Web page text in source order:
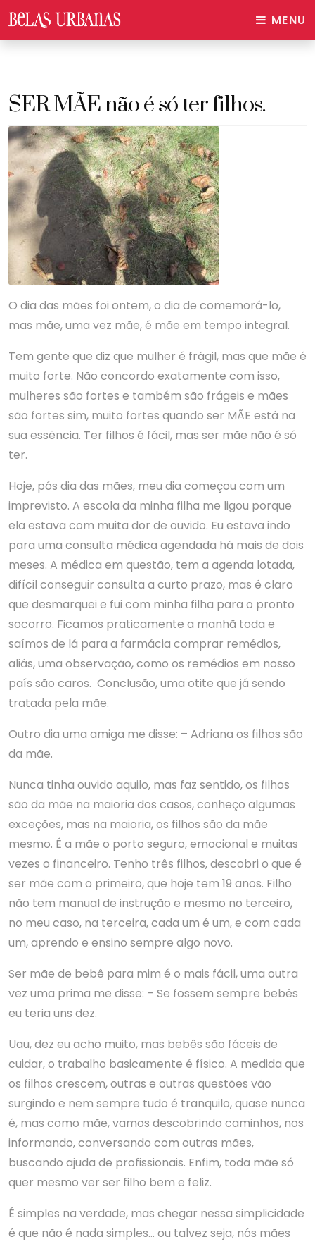
MENU
SER MÃE não é só ter filhos.
O dia das mães foi ontem, o dia de comemorá-lo,
mas mãe, uma vez mãe, é mãe em tempo integral.
Tem gente que diz que mulher é frágil, mas que mãe é
muito forte. Não concordo exatamente com isso,
mulheres são fortes e também são frágeis e mães
são fortes sim, muito fortes quando ser MÃE está na
sua essência. Ter filhos é fácil, mas ser mãe não é só
ter.
Hoje, pós dia das mães, meu dia começou com um
imprevisto. A escola da minha filha me ligou porque
ela estava com muita dor de ouvido. Eu estava indo
para uma consulta médica agendada há mais de dois
meses. A médica em questão, tem a agenda lotada,
difícil conseguir consulta a curto prazo, mas é claro
que desmarquei e fui com minha filha para o pronto
socorro. Ficamos praticamente a manhã toda e
saímos de lá para a farmácia comprar remédios,
aliás, uma observação, como os remédios em nosso
país são caros. Conclusão, uma otite que já sendo
tratada pela mãe.
Outro dia uma amiga me disse: – Adriana os filhos são
da mãe.
Nunca tinha ouvido aquilo, mas faz sentido, os filhos
são da mãe na maioria dos casos, conheço algumas
exceções, mas na maioria, os filhos são da mãe
mesmo. É a mãe o porto seguro, emocional e muitas
vezes o financeiro. Tenho três filhos, descobri o que é
ser mãe com o primeiro, que hoje tem 19 anos. Filho
não tem manual de instrução e mesmo no terceiro,
no meu caso, na terceira, cada um é um, e com cada
um, aprendo e ensino sempre algo novo.
Ser mãe de bebê para mim é o mais fácil, uma outra
vez uma prima me disse: – Se fossem sempre bebês
eu teria uns dez.
Uau, dez eu acho muito, mas bebês são fáceis de
cuidar, o trabalho basicamente é físico. A medida que
os filhos crescem, outras e outras questões vão
surgindo e nem sempre tudo é tranquilo, quase nunca
é, mas como mãe, vamos descobrindo caminhos, nos
informando, conversando com outras mães,
buscando ajuda de profissionais. Enfim, toda mãe só
quer mesmo ver ser filho bem e feliz.
É simples na verdade, mas chegar nessa simplicidade
é que não é nada simples… ou talvez seja, nós mães